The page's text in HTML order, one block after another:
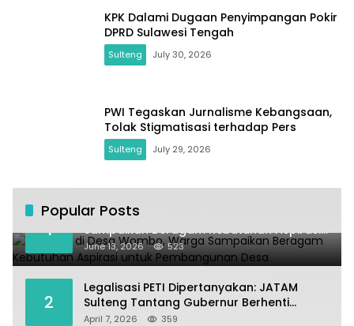
KPK Dalami Dugaan Penyimpangan Pokir
DPRD Sulawesi Tengah
Sulteng July 30, 2026
PWI Tegaskan Jurnalisme Kebangsaan,
Tolak Stigmatisasi terhadap Pers
Sulteng July 29, 2026
Popular Posts
1
Kundapil di Desa Wombo, Warga
Sampaikan Beragam Kebutuhan Aspirasi
untuk Pembangunan Desa
June 13, 2026 523
2
Legalisasi PETI Dipertanyakan: JATAM
Sulteng Tantang Gubernur Berhenti
Andalkan Tambang dan Selamatkan
April 7, 2026 359